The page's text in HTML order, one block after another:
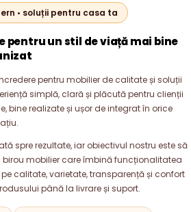
• soluții pentru casa ta
pentru un stil de viață mai bine
pentru mobilier de calitate și soluții
simplă, clară și plăcută pentru clienții
bine realizate și ușor de integrat în orice
spre rezultate, iar obiectivul nostru este să
mobilier care îmbină funcționalitatea
calitate, varietate, transparență și confort
până la livrare și suport.